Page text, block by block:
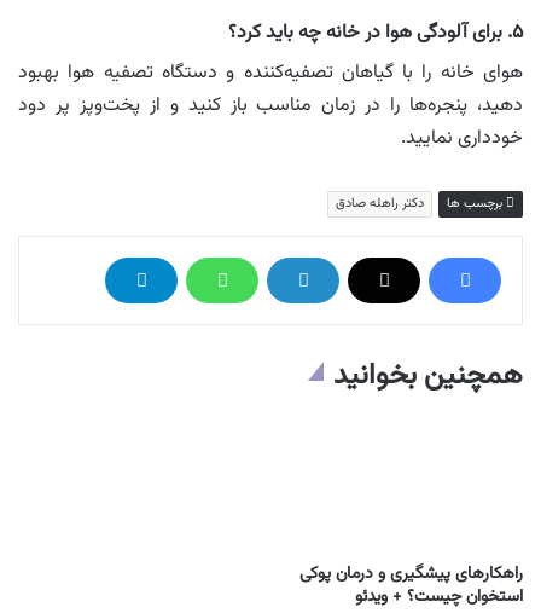
۵. برای آلودگی هوا در خانه چه باید کرد؟
هوای خانه را با گیاهان تصفیه‌کننده و دستگاه تصفیه هوا بهبود
دهید، پنجره‌ها را در زمان مناسب باز کنید و از پخت‌وپز پر دود
خودداری نمایید.
برچسب ها دکتر راهله صادق
همچنین بخوانید
راهکارهای پیشگیری و درمان پوکی
استخوان چیست؟ + ویدئو